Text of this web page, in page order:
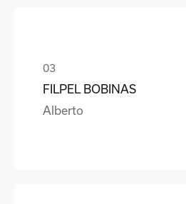
FILPEL BOBINAS
Alberto